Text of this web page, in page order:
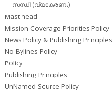
സന്ധി (വ്യാകരണം)
Mast head
Mission Coverage Priorities Policy
News Policy & Publishing Principles
No Bylines Policy
Policy
Publishing Principles
UnNamed Source Policy